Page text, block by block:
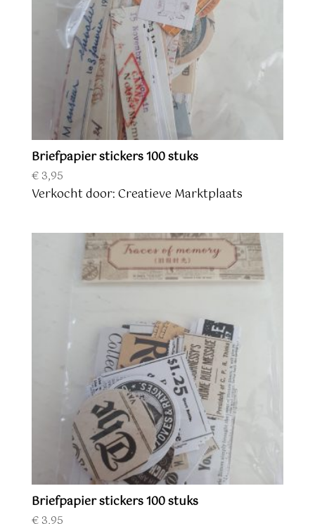
Briefpapier stickers 100 stuks
€3,95
Verkocht door: Creatieve Marktplaats
Briefpapier stickers 100 stuks